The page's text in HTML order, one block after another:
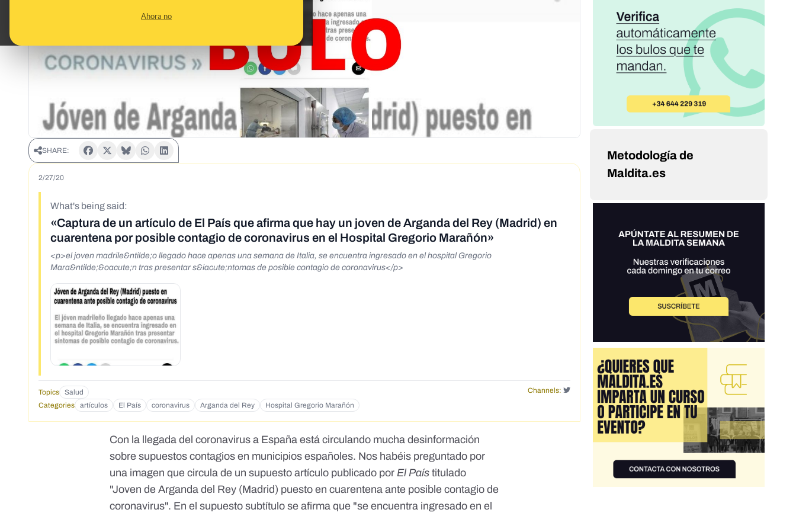
Ahora no
SHARE:
2/27/20
What's being said:
«Captura de un artículo de El País que afirma que hay un joven de Arganda del Rey (Madrid) en
cuarentena por posible contagio de coronavirus en el Hospital Gregorio Marañón»
<p>el joven madrile&ntilde;o llegado hace apenas una semana de Italia, se encuentra ingresado en el hospital Gregorio
Mara&ntilde;&oacute;n tras presentar s&iacute;ntomas de posible contagio de coronavirus</p>
Topics Salud
Channels:
Categories
artículos El País coronavirus Arganda del Rey Hospital Gregorio Marañón
Con la llegada del coronavirus a España está circulando mucha desinformación
sobre supuestos contagios en municipios españoles. Nos habéis preguntado por
una imagen que circula de un supuesto artículo publicado porEl País titulado
"Joven de Arganda del Rey (Madrid) puesto en cuarentena ante posible contagio de
coronavirus". En el supuesto subtítulo se afirma que "se encuentra ingresado en el
Metodología de
Maldita.es